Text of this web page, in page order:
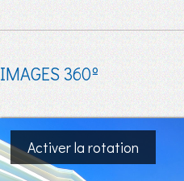
IMAGES 360º
Activer la rotation